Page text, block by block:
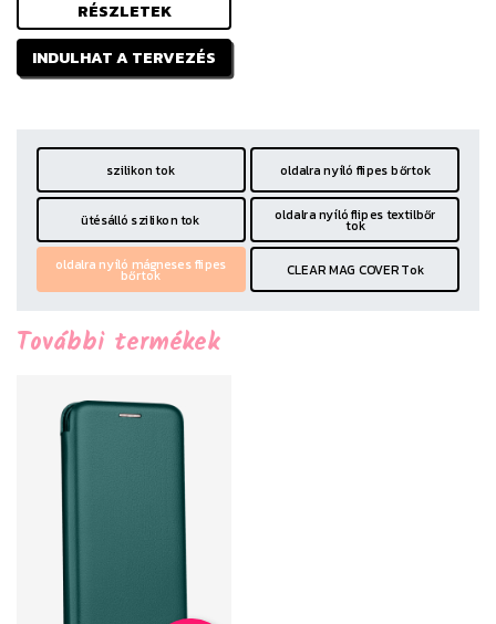
RÉSZLETEK
INDULHAT A TERVEZÉS
szilikon tok oldalra nyíló flipes bőrtok
ütésálló szilikon tok oldalra nyíló flipes textilbőr
tok
oldalra nyíló mágneses flipes
bőrtok CLEAR MAG COVER Tok
További termékek